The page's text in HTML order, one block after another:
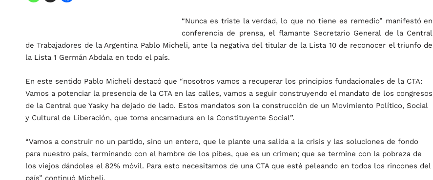
“Nunca es triste la verdad, lo que no tiene es remedio” manifestó en
conferencia de prensa, el flamante Secretario General de la Central
de Trabajadores de la Argentina Pablo Micheli, ante la negativa del titular de la Lista 10 de reconocer el triunfo de
la Lista 1 Germán Abdala en todo el país.
En este sentido Pablo Micheli destacó que “nosotros vamos a recuperar los principios fundacionales de la CTA:
Vamos a potenciar la presencia de la CTA en las calles, vamos a seguir construyendo el mandato de los congresos
de la Central que Yasky ha dejado de lado. Estos mandatos son la construcción de un Movimiento Político, Social
y Cultural de Liberación, que toma encarnadura en la Constituyente Social”.
“Vamos a construir no un partido, sino un entero, que le plante una salida a la crisis y las soluciones de fondo
para nuestro país, terminando con el hambre de los pibes, que es un crimen; que se termine con la pobreza de
los viejos dándoles el 82% móvil. Para esto necesitamos de una CTA que esté peleando en todos los rincones del
país” continuó Micheli.